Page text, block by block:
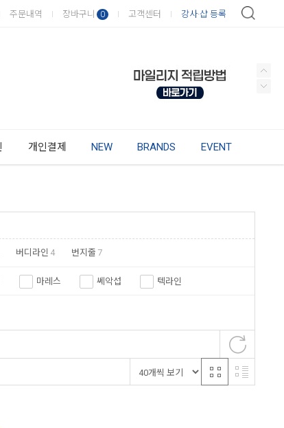
주문내역 장바구니 0 고객센터 강사·샵 등록
개인결제 NEW BRANDS EVENT
버디라인 4 번지줄 7
마레스 쎄악섭 텍라인